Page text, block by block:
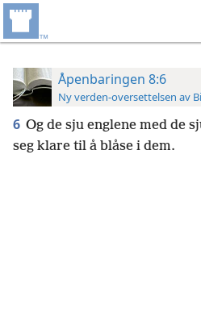
Åpenbaringen 8:6
Ny verden-oversettelsen av
6 Og de sju englene med de
seg klare til å blåse i dem.